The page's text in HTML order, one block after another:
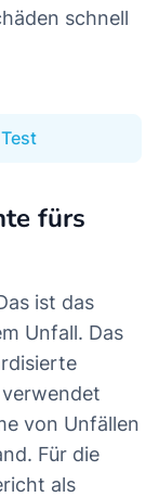
schnell
fürs
ist das
Unfall. Das
von Unfällen
Für die
als